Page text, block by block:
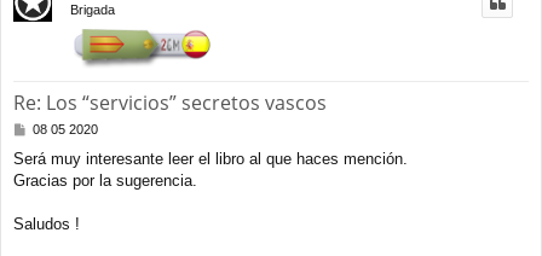
Brigada
Re: Los “servicios” secretos vascos
M
n
s
j
08 05 2020
Será muy interesante leer el libro al que haces mención.
Gracias por la sugerencia.
Saludos !